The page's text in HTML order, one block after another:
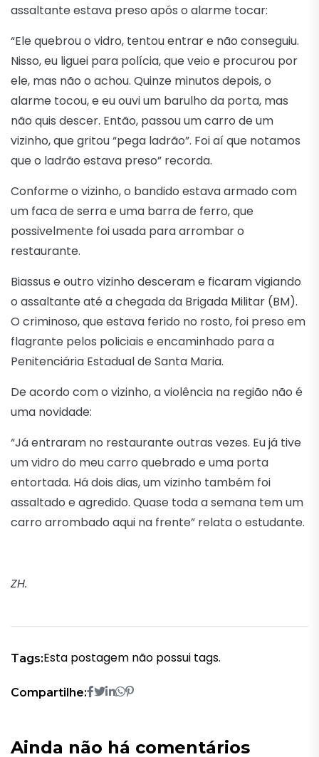
assaltante estava preso após o alarme tocar:
“Ele quebrou o vidro, tentou entrar e não conseguiu.
Nisso, eu liguei para polícia, que veio e procurou por
ele, mas não o achou. Quinze minutos depois, o
alarme tocou, e eu ouvi um barulho da porta, mas
não quis descer. Então, passou um carro de um
vizinho, que gritou “pega ladrão”. Foi aí que notamos
que o ladrão estava preso” recorda.
Conforme o vizinho, o bandido estava armado com
um faca de serra e uma barra de ferro, que
possivelmente foi usada para arrombar o
restaurante.
Biassus e outro vizinho desceram e ficaram vigiando
o assaltante até a chegada da Brigada Militar (BM).
O criminoso, que estava ferido no rosto, foi preso em
flagrante pelos policiais e encaminhado para a
Penitenciária Estadual de Santa Maria.
De acordo com o vizinho, a violência na região não é
uma novidade:
“Já entraram no restaurante outras vezes. Eu já tive
um vidro do meu carro quebrado e uma porta
entortada. Há dois dias, um vizinho também foi
assaltado e agredido. Quase toda a semana tem um
carro arrombado aqui na frente” relata o estudante.
ZH.
Tags:Esta postagem não possui tags.
Compartilhe:
Ainda não há comentários